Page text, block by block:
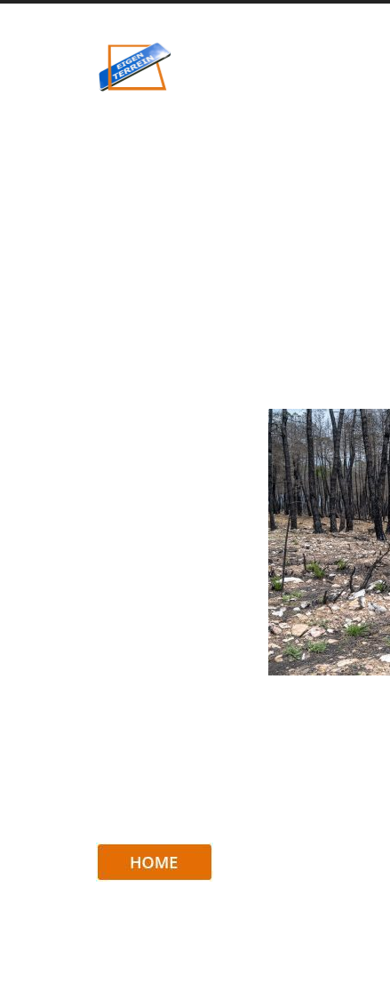
eigenzinnig
terrein